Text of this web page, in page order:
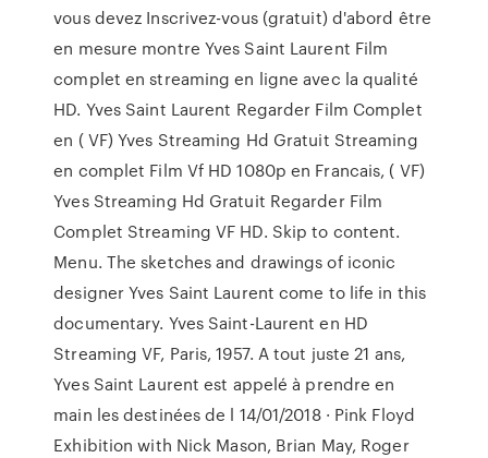
vous devez Inscrivez-vous (gratuit) d'abord être
en mesure montre Yves Saint Laurent Film
complet en streaming en ligne avec la qualité
HD. Yves Saint Laurent Regarder Film Complet
en ( VF) Yves Streaming Hd Gratuit Streaming
en complet Film Vf HD 1080p en Francais, ( VF)
Yves Streaming Hd Gratuit Regarder Film
Complet Streaming VF HD. Skip to content.
Menu. The sketches and drawings of iconic
designer Yves Saint Laurent come to life in this
documentary. Yves Saint-Laurent en HD
Streaming VF, Paris, 1957. A tout juste 21 ans,
Yves Saint Laurent est appelé à prendre en
main les destinées de l 14/01/2018 · Pink Floyd
Exhibition with Nick Mason, Brian May, Roger